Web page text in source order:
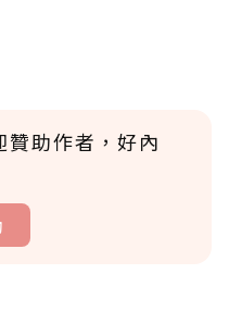
助作者，好內